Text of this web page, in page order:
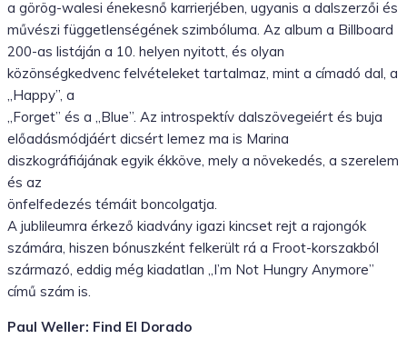
a görög-walesi énekesnő karrierjében, ugyanis a dalszerzői és
művészi függetlenségének szimbóluma. Az album a Billboard
200-as listáján a 10. helyen nyitott, és olyan
közönségkedvenc felvételeket tartalmaz, mint a címadó dal, a
„Happy”, a
„Forget” és a „Blue”. Az introspektív dalszövegeiért és buja
előadásmódjáért dicsért lemez ma is Marina
diszkográfiájának egyik ékköve, mely a növekedés, a szerelem
és az
önfelfedezés témáit boncolgatja.
A jublileumra érkező kiadvány igazi kincset rejt a rajongók
számára, hiszen bónuszként felkerült rá a Froot-korszakból
származó, eddig még kiadatlan „I’m Not Hungry Anymore”
című szám is.
Paul Weller: Find El Dorado